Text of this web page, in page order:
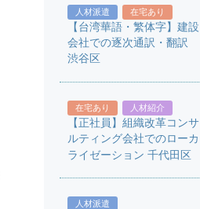
人材派遣 在宅あり
【台湾華語・繁体字】建設
会社での逐次通訳・翻訳
渋谷区
在宅あり 人材紹介
【正社員】組織改革コンサ
ルティング会社でのローカ
ライゼーション 千代田区
人材派遣